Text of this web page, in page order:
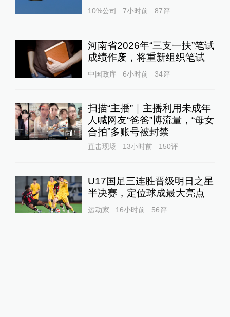
10%公司 7小时前 87评
河南省2026年“三支一扶”笔试
成绩作废，将重新组织笔试
中国政库 6小时前 34评
1
扫描“主播”｜主播利用未成年
人喊网友“爸爸”博流量，“母女
合拍”多账号被封禁
直击现场 13小时前 150评
U17国足三连胜晋级明日之星
半决赛，定位球成最大亮点
运动家 16小时前 56评